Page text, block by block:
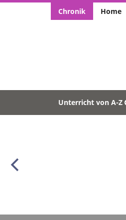
Chronik Home
Unterricht von A-Z